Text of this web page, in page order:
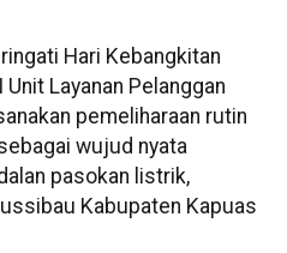
Hari Kebangkitan
Layanan Pelanggan
pemeliharaan rutin
wujud nyata
pasokan listrik,
Kabupaten Kapuas